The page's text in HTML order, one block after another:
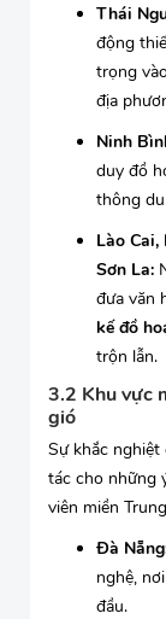
Thái
động
trọng
địa
Ninh
duy đồ
thông
Lào Cai,
Sơn La:
đưa văn
kế đồ
trộn lẫn.
3.2 Khu vực
gió
Sự khắc
tác cho những
viên miền
Đà
nghệ,
đầu.